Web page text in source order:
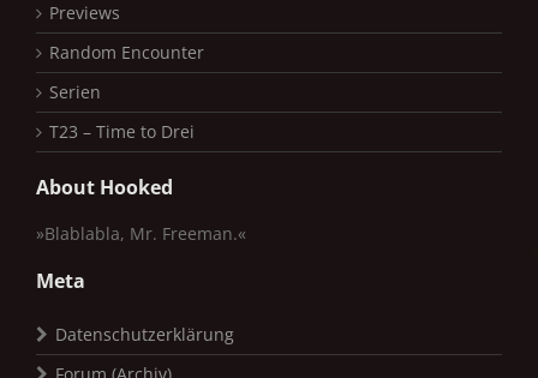
Previews
Random Encounter
Serien
T23 – Time to Drei
About Hooked
»Blablabla, Mr. Freeman.«
Meta
Datenschutzerklärung